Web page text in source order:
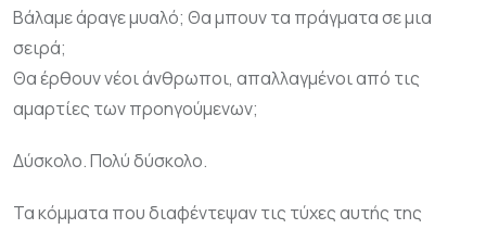
Βάλαμε άραγε μυαλό; Θα μπουν τα πράγματα σε μια
σειρά;
Θα έρθουν νέοι άνθρωποι, απαλλαγμένοι από τις
αμαρτίες των προηγούμενων;
Δύσκολο. Πολύ δύσκολο.
Τα κόμματα που διαφέντεψαν τις τύχες αυτής της